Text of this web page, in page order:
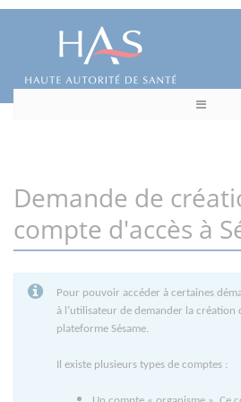
Demande de
compte d'accès à
Pour pouvoir accéder à certaines
à l’utilisateur de demander la création
plateforme Sésame.
Il existe plusieurs types de comptes :